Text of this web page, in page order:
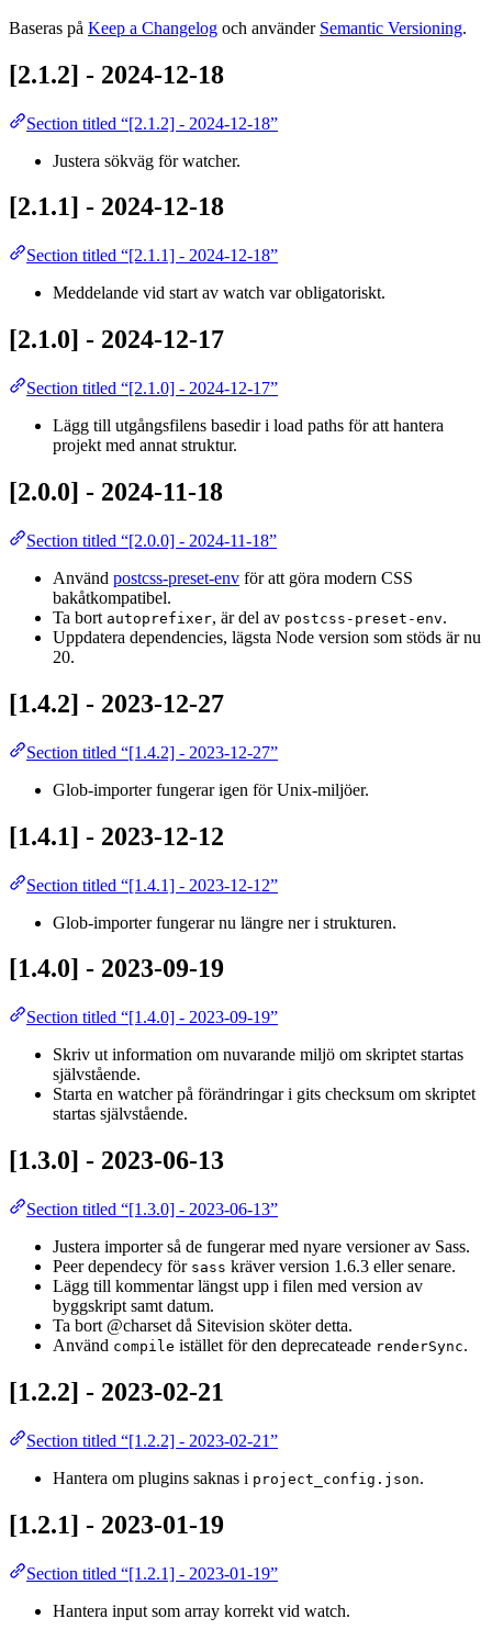
Baseras på Keep a Changelog och använder Semantic Versioning.
[2.1.2] - 2024-12-18
Section titled “[2.1.2] - 2024-12-18”
Justera sökväg för watcher.
[2.1.1] - 2024-12-18
Section titled “[2.1.1] - 2024-12-18”
Meddelande vid start av watch var obligatoriskt.
[2.1.0] - 2024-12-17
Section titled “[2.1.0] - 2024-12-17”
Lägg till utgångsfilens basedir i load paths för att hantera
projekt med annat struktur.
[2.0.0] - 2024-11-18
Section titled “[2.0.0] - 2024-11-18”
Använd postcss-preset-env för att göra modern CSS
bakåtkompatibel.
Ta bort autoprefixer, är del av postcss-preset-env.
Uppdatera dependencies, lägsta Node version som stöds är nu
20.
[1.4.2] - 2023-12-27
Section titled “[1.4.2] - 2023-12-27”
Glob-importer fungerar igen för Unix-miljöer.
[1.4.1] - 2023-12-12
Section titled “[1.4.1] - 2023-12-12”
Glob-importer fungerar nu längre ner i strukturen.
[1.4.0] - 2023-09-19
Section titled “[1.4.0] - 2023-09-19”
Skriv ut information om nuvarande miljö om skriptet startas
självstående.
Starta en watcher på förändringar i gits checksum om skriptet
startas självstående.
[1.3.0] - 2023-06-13
Section titled “[1.3.0] - 2023-06-13”
Justera importer så de fungerar med nyare versioner av Sass.
Peer dependecy för sass kräver version 1.6.3 eller senare.
Lägg till kommentar längst upp i filen med version av
byggskript samt datum.
Ta bort @charset då Sitevision sköter detta.
Använd compile istället för den deprecateade renderSync.
[1.2.2] - 2023-02-21
Section titled “[1.2.2] - 2023-02-21”
Hantera om plugins saknas i project_config.json.
[1.2.1] - 2023-01-19
Section titled “[1.2.1] - 2023-01-19”
Hantera input som array korrekt vid watch.